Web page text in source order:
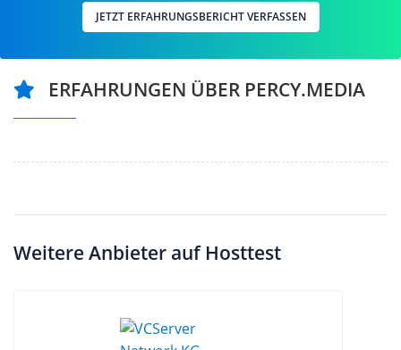
JETZT ERFAHRUNGSBERICHT VERFASSEN
ERFAHRUNGEN ÜBER PERCY.MEDIA
Weitere Anbieter auf Hosttest